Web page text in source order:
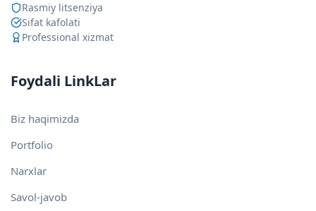
Rasmiy litsenziya
Sifat kafolati
Professional xizmat
Foydali LinkLar
Biz haqimizda
Portfolio
Narxlar
Savol-javob